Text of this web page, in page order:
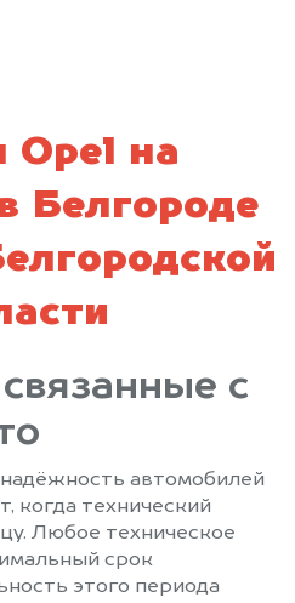
Opel на
Белгороде
с
автомобилей
когда технический
Любое техническое
срок
этого периода